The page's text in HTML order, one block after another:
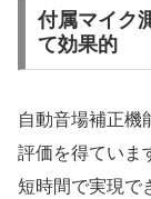
付属マイク
て効果的
自動音場補正機
評価を得ていま
短時間で実現で